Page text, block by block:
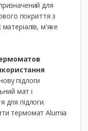
для
покриття з
м'яке
підлоги
мат і
для підлоги.
термомат Alumia